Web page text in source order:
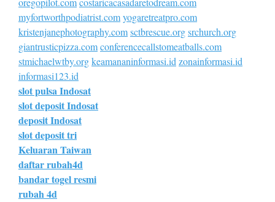
myfortworthpodiatrist.comyogaretreatpro.com
kristenjanephotography.comsctbrescue.orgsrchurch.org
giantrusticpizza.comconferencecallstomeatballs.com
stmichaelwtby.orgkeamananinformasi.idzonainformasi.id
informasi123.id
slot pulsa Indosat
slot deposit Indosat
deposit Indosat
slot deposit tri
Keluaran Taiwan
daftar rubah4d
bandar togel resmi
rubah 4d